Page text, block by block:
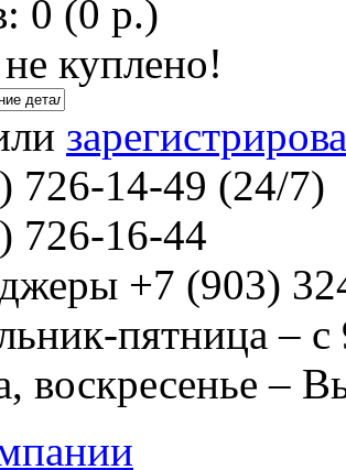
0 (0 р.)
куплено!
726-14-49 (24/7)
726-16-44
+7 (903)
пятница –
воскресенье –